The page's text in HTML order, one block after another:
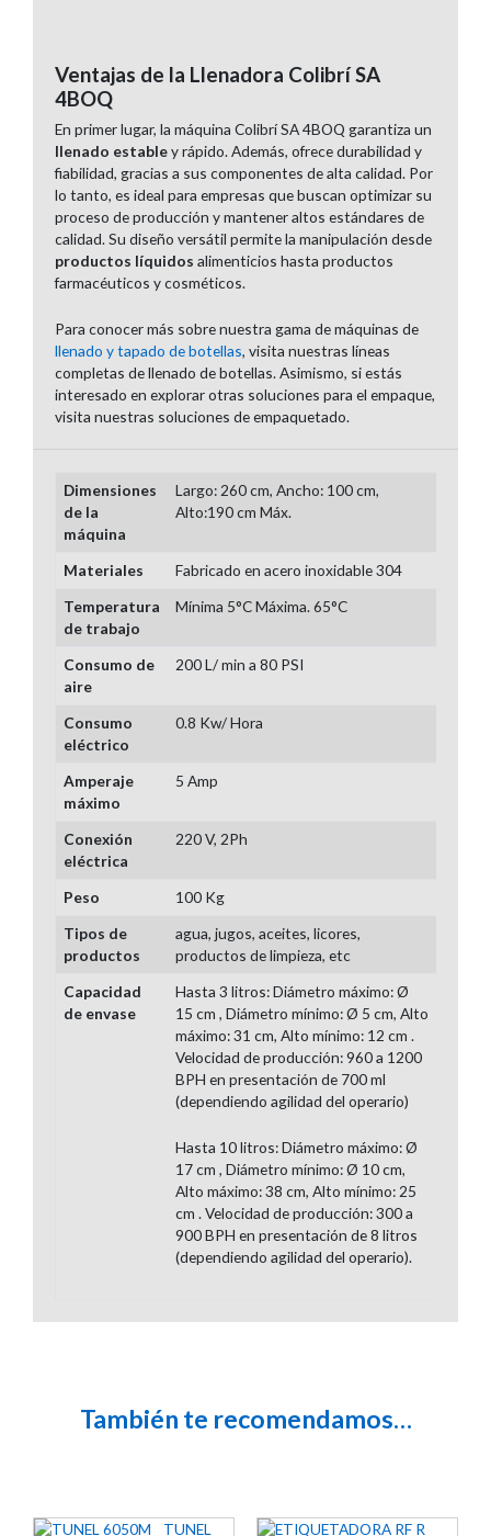
Ventajas de la Llenadora Colibrí SA
4BOQ
En primer lugar, la máquina Colibrí SA 4BOQ garantiza un
llenado establey rápido. Además, ofrece durabilidad y
fiabilidad, gracias a sus componentes de alta calidad. Por
lo tanto, es ideal para empresas que buscan optimizar su
proceso de producción y mantener altos estándares de
calidad. Su diseño versátil permite la manipulación desde
productos líquidos alimenticios hasta productos
farmacéuticos y cosméticos.
Para conocer más sobre nuestra gama de máquinas de
llenado y tapado de botellas, visita nuestras líneas
completas de llenado de botellas. Asimismo, si estás
interesado en explorar otras soluciones para el empaque,
visita nuestras soluciones de empaquetado.
Dimensiones
de la
máquina
Largo: 260 cm, Ancho: 100 cm,
Alto:190 cm Máx.
Materiales
Fabricado en acero inoxidable 304
Temperatura
de trabajo
Mínima 5°C Máxima. 65°C
Consumo de
aire
200 L/ min a 80 PSI
Consumo
eléctrico
0.8 Kw/ Hora
Amperaje
máximo
5 Amp
Conexión
eléctrica
220 V, 2Ph
Peso
100 Kg
Tipos de
productos
agua, jugos, aceites, licores,
productos de limpieza, etc
Capacidad
de envase
Hasta 3 litros: Diámetro máximo: Ø
15 cm , Diámetro mínimo: Ø 5 cm, Alto
máximo: 31 cm, Alto mínimo: 12 cm .
Velocidad de producción: 960 a 1200
BPH en presentación de 700 ml
(dependiendo agilidad del operario)
Hasta 10 litros: Diámetro máximo: Ø
17 cm , Diámetro mínimo: Ø 10 cm,
Alto máximo: 38 cm, Alto mínimo: 25
cm . Velocidad de producción: 300 a
900 BPH en presentación de 8 litros
(dependiendo agilidad del operario).
También te recomendamos…